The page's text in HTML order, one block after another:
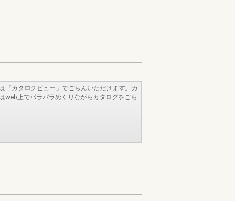
「カタログビュー」でごらんいただけます。カ
web上でパラパラめくりながらカタログをごら